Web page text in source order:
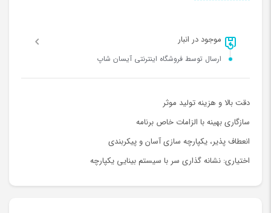
موجود در انبار
ارسال توسط فروشگاه اینترنتی آیسان شاپ
دقت بالا و هزینه تولید موثر
سازگاری بهینه با الزامات خاص برنامه
انعطاف پذیر، یکپارچه سازی آسان و پیکربندی
اختیاری: نشانه گذاری سر با سیستم بینایی یکپارچه